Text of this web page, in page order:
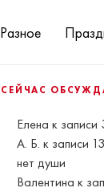
Разное
СЕЙЧАС
Елена к записи
А. Б. к записи
нет души
Валентина к